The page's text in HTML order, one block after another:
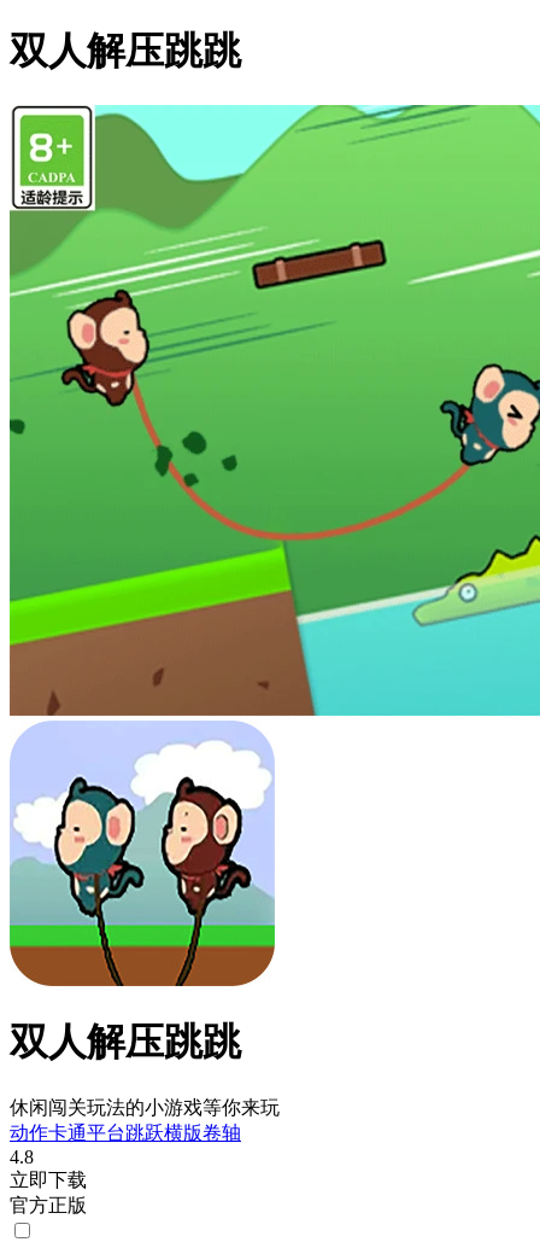
双人解压跳跳
双人解压跳跳
休闲闯关玩法的小游戏等你来玩
动作卡通平台跳跃横版卷轴
4.8
立即下载
官方正版